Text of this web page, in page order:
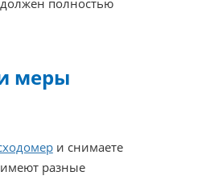
полностью
меры
и снимаете
разные